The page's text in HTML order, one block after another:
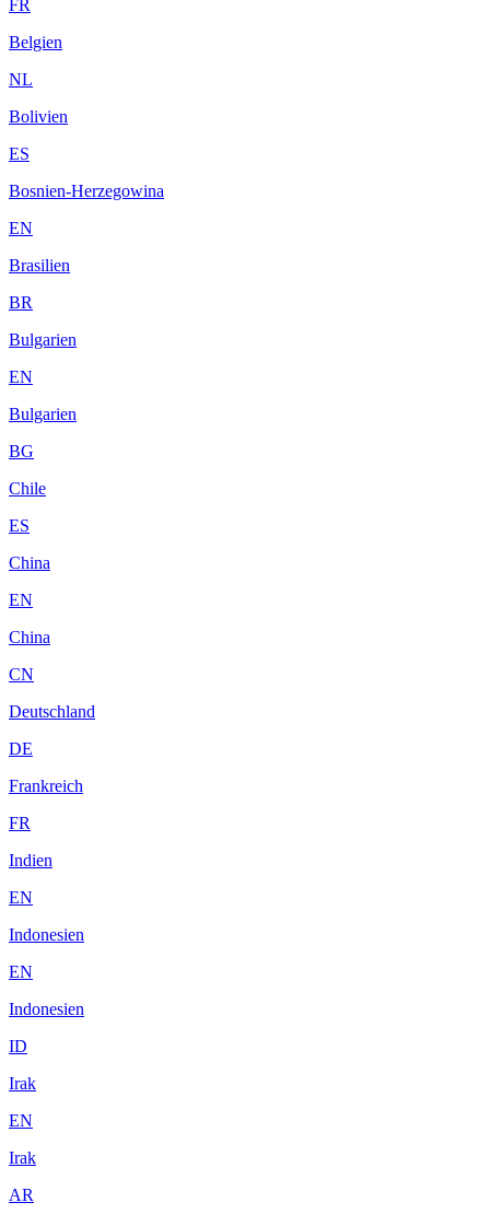
FR
Belgien
NL
Bolivien
ES
Bosnien-Herzegowina
EN
Brasilien
BR
Bulgarien
EN
Bulgarien
BG
Chile
ES
China
EN
China
CN
Deutschland
DE
Frankreich
FR
Indien
EN
Indonesien
EN
Indonesien
ID
Irak
EN
Irak
AR